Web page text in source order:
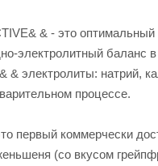
& - это
электролитный баланс
& электролиты: натрий,
процессе.
первый коммерчески
(со вкусом